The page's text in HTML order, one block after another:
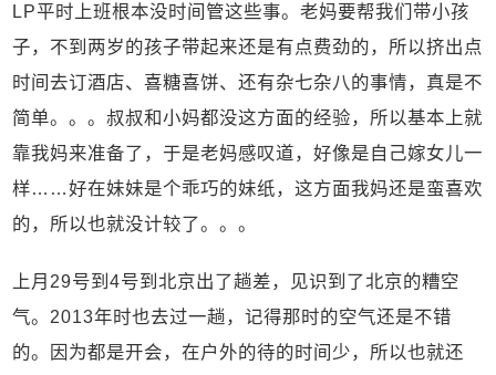
LP平时上班根本没时间管这些事。老妈要帮我们带小孩
子，不到两岁的孩子带起来还是有点费劲的，所以挤出点
时间去订酒店、喜糖喜饼、还有杂七杂八的事情，真是不
简单。。。叔叔和小妈都没这方面的经验，所以基本上就
靠我妈来准备了，于是老妈感叹道，好像是自己嫁女儿一
样……好在妹妹是个乖巧的妹纸，这方面我妈还是蛮喜欢
的，所以也就没计较了。。。
上月29号到4号到北京出了趟差，见识到了北京的糟空
气。2013年时也去过一趟，记得那时的空气还是不错
的。因为都是开会，在户外的待的时间少，所以也就还